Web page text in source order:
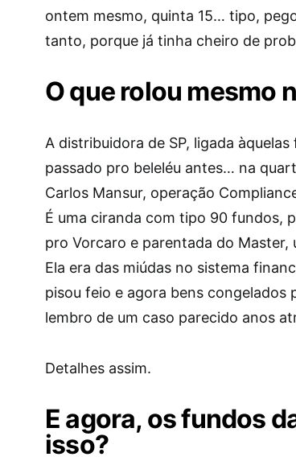
ontem mesmo, quinta 15… tipo,
tanto, porque já tinha cheiro de
O que rolou mesmo
A distribuidora de SP, ligada
passado pro beleléu antes… na
Carlos Mansur, operação
É uma ciranda com tipo 90 fundos,
pro Vorcaro e parentada do Master,
Ela era das miúdas no sistema
pisou feio e agora bens
lembro de um caso parecido anos
Detalhes assim.
E agora, os fundos
isso?